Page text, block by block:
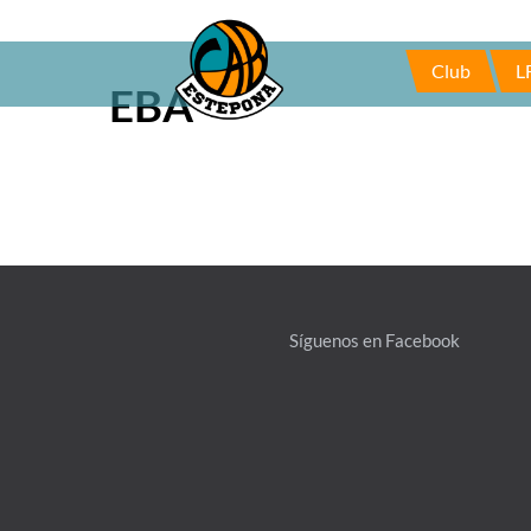
to
Club
EBA
Síguenos en Facebook